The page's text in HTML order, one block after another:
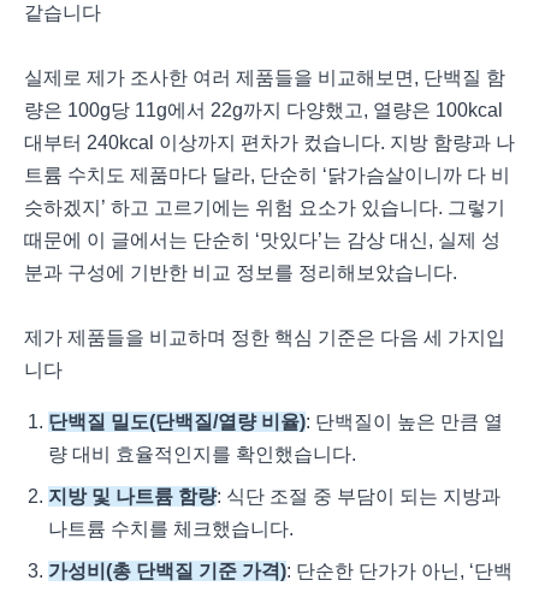
같습니다
실제로 제가 조사한 여러 제품들을 비교해보면, 단백질 함
량은 100g당 11g에서 22g까지 다양했고, 열량은 100kcal
대부터 240kcal 이상까지 편차가 컸습니다. 지방 함량과 나
트륨 수치도 제품마다 달라, 단순히 ‘닭가슴살이니까 다 비
슷하겠지’ 하고 고르기에는 위험 요소가 있습니다. 그렇기
때문에 이 글에서는 단순히 ‘맛있다’는 감상 대신, 실제 성
분과 구성에 기반한 비교 정보를 정리해보았습니다.
제가 제품들을 비교하며 정한 핵심 기준은 다음 세 가지입
니다
단백질 밀도(단백질/열량 비율): 단백질이 높은 만큼 열
량 대비 효율적인지를 확인했습니다.
지방 및 나트륨 함량: 식단 조절 중 부담이 되는 지방과
나트륨 수치를 체크했습니다.
가성비(총 단백질 기준 가격): 단순한 단가가 아닌, ‘단백